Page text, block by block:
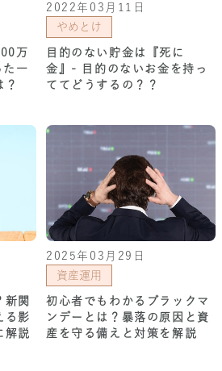
万
た一
？
2022年03月11日
やめとけ
目的のない貯金は『死に
金』- 目的のないお金を持っ
ててどうするの？？
新関
る影
解説
2025年03月29日
資産運用
初心者でもわかるブラックマ
ンデーとは？暴落の原因と資
産を守る備えと対策を解説